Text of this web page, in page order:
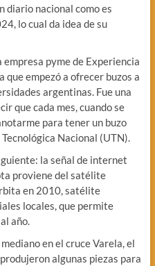
diario nacional como es
lo cual da idea de su
pyme de Experiencia
que empezó a ofrecer buzos a
argentinas. Fue una
que cada mes, cuando se
para tener un buzo
Nacional (UTN).
la señal de internet
proviene del satélite
en 2010, satélite
locales, que permite
año.
en el cruce Varela, el
algunas piezas para